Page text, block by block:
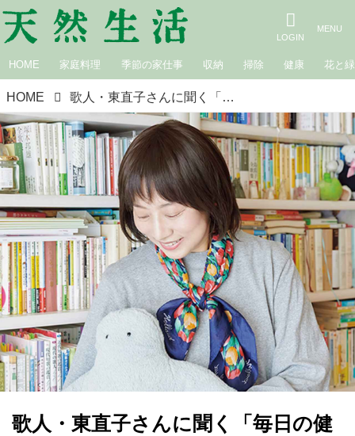
HOME 家庭料理 季節の家仕事 収納 掃除 健康 花と緑
HOME 歌人・東直子さんに聞く「毎日の健康」を支えるもの3つ。朝晩10分のヨガやハーブティーで病気とともに気長に暮らしたい
歌人・東直子さんに聞く「毎日の健